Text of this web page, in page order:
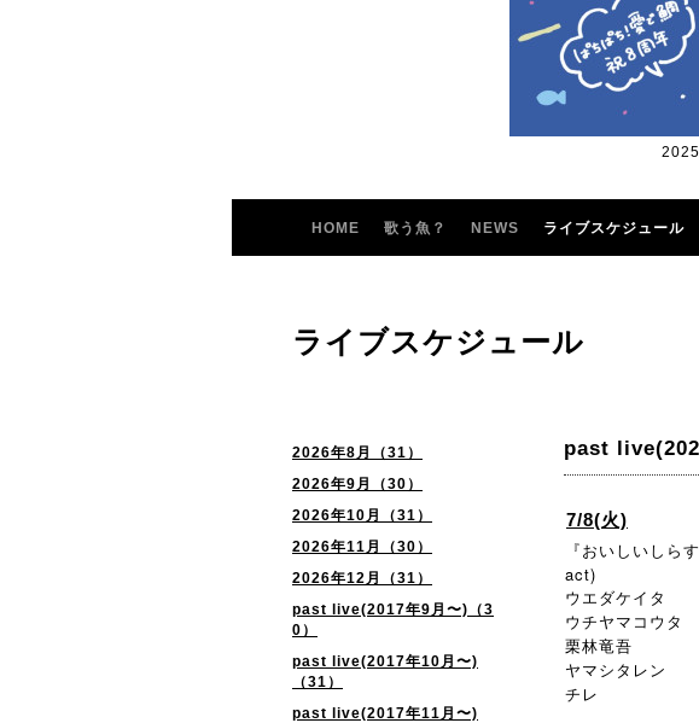
HOME 歌う魚？ NEWS ライブスケジュール
2026年8月（31）
2026年9月（30）
2026年10月（31）
2026年11月（30）
2026年12月（31）
past live(2017年9月〜)（3
0）
past live(2017年10月〜)
（31）
past live(2017年11月〜)
ライブスケジュール
past
7/8(火)
『おいしいしらす
act)
ウエダケイタ
ウチヤマコウタ
栗林竜吾
ヤマシタレン
チレ